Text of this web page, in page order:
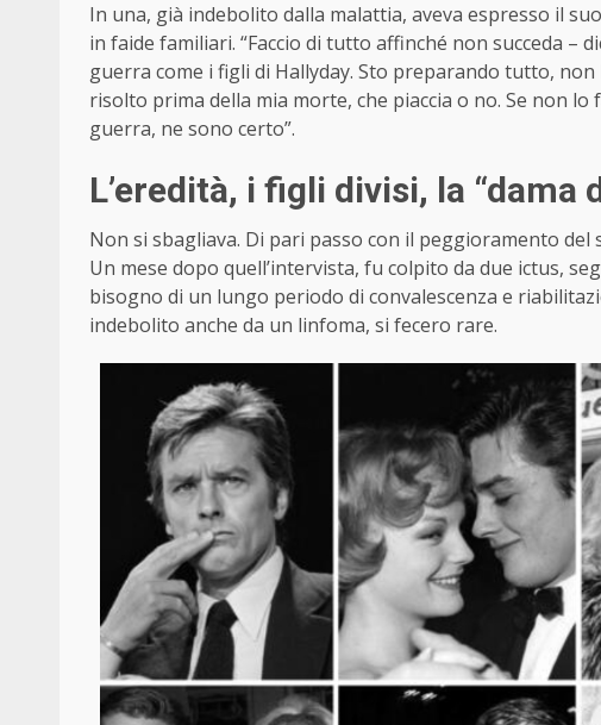
In una, già indebolito dalla malattia, aveva espresso il
in faide familiari. “Faccio di tutto affinché non succeda –
guerra come i figli di Hallyday. Sto preparando tutto,
risolto prima della mia morte, che piaccia o no. Se non
guerra, ne sono certo”.
L’eredità, i figli divisi, la “dama
Non si sbagliava. Di pari passo con il peggioramento
Un mese dopo quell’intervista, fu colpito da due ictus,
bisogno di un lungo periodo di convalescenza e
indebolito anche da un linfoma, si fecero rare.